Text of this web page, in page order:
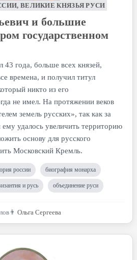
ВЕЛИКИЕ КНЯЗЬЯ РУСИ
и большие
государственном
43 года, больше всех князей,
времена, и получил титул
никто из его
не имел. На протяжении веков
земель русских», так как за
ему удалось увеличить территорию
основу для русского
Московский Кремль.
россии биография монарха
и русь объединение руси
👨 Ольга Сергеева